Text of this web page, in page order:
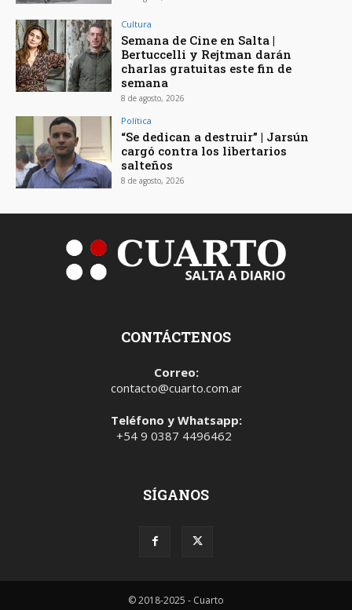
Cultura
Semana de Cine en Salta |
Bertuccelli y Rejtman darán
charlas gratuitas este fin de
semana
8 de agosto, 2026
Política
“Se dedican a destruir” | Jarsún
cargó contra los libertarios
salteños
8 de agosto, 2026
CONTÁCTENOS
Correo:
contacto@cuarto.com.ar
Teléfono y Whatsapp:
+54 9 0387 4496462
SÍGANOS
© 2018-2025 - Cuarto